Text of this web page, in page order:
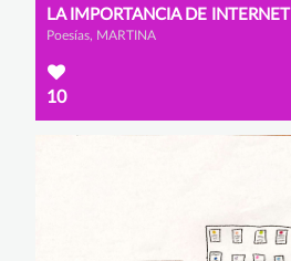
LA IMPORTANCIA DE INTERNET
Poesías, MARTINA
10